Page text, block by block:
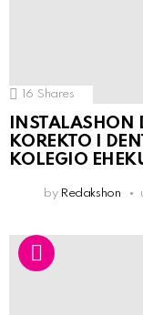
16 Shares
INSTALASHON
KOREKTO I
KOLEGIO
by Redakshon